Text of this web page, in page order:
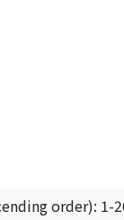
order): 1-